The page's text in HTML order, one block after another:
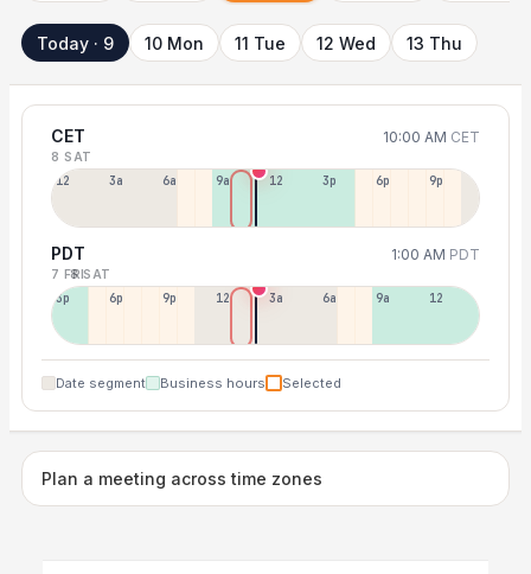
Today · 9 10 Mon 11 Tue 12 Wed 13 Thu
CET 10:00 AM CET
8 SAT
12a 3a 6a 9a 12p 3p 6p 9p
PDT 1:00 AM PDT
7 FRI8 SAT
3p 6p 9p 12p 3a 6a 9a 12p
Date segment Business hours Selected
Plan a meeting across time zones